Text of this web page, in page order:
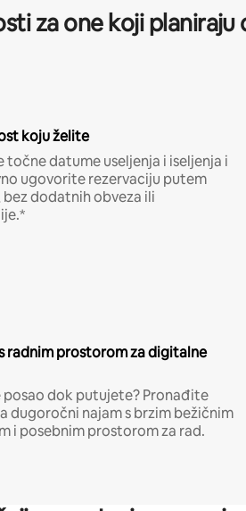
za one koji planiraju
koju želite
točne datume useljenja i iseljenja i
ugovorite rezervaciju putem
dodatnih obveza ili
radnim prostorom za digitalne
dok putujete? Pronađite
dugoročni najam s brzim bežičnim
i posebnim prostorom za rad.